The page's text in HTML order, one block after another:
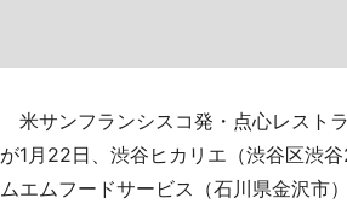
米サンフランシスコ発・点心レスト
が1月22日、渋谷ヒカリエ（渋谷区渋
ムエムフードサービス（石川県金沢市）